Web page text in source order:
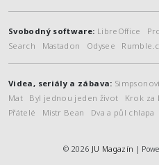
Svobodný software: LibreOffice
Search
Mastadon Odysee
Videa, seriály a zábava: Simpsonovi
Mat
Byl jednou jeden život Krok za
Přátelé
Mistr Bean Dva a půl chlapa
© 2026 JU Magazín |